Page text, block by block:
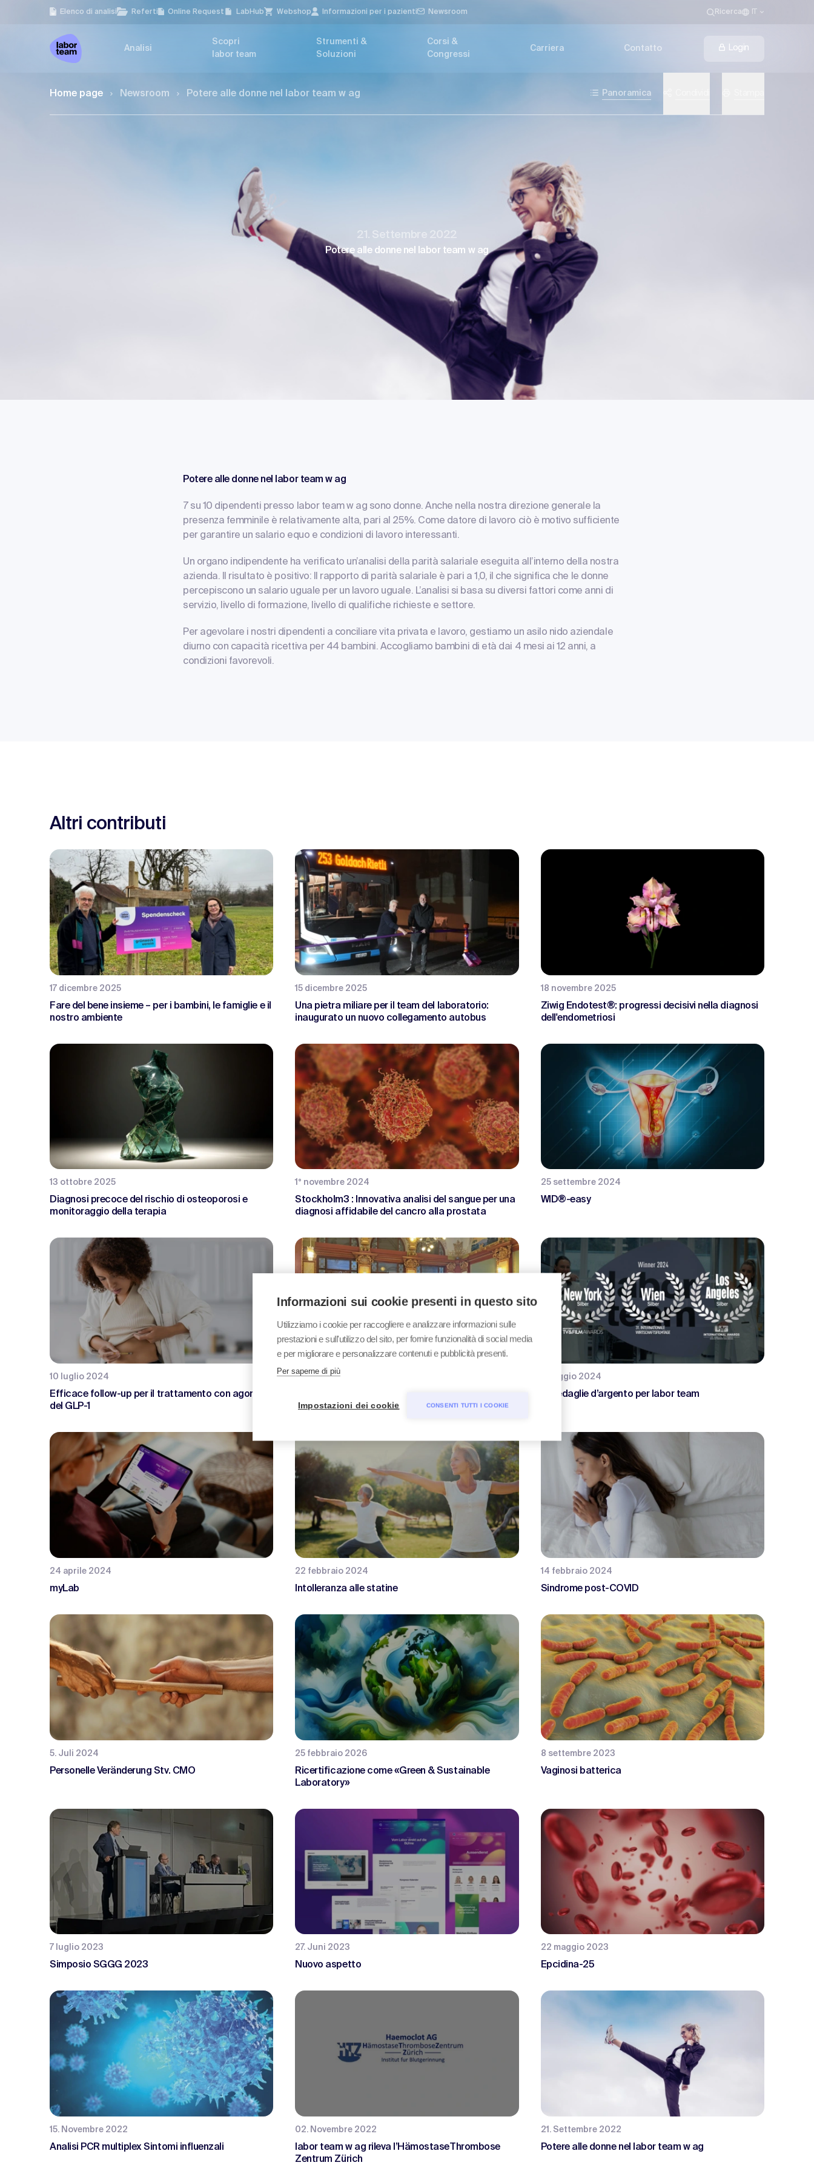
Elenco di analisi Referti Online Request LabHub Webshop Informazioni per i pazienti Newsroom Ricerca
Analisi
Scopri
labor team
Strumenti &
Soluzioni
Corsi &
Congressi
Carriera Contatto Login
Home page Newsroom Potere alle donne nel labor team w ag Panoramica
21. Settembre 2022
Potere alle donne nel labor team w ag
Potere alle donne nel labor team w ag
7 su 10 dipendenti presso labor team w ag sono donne. Anche nella nostra direzione generale la
presenza femminile è relativamente alta, pari al 25%. Come datore di lavoro ciò è motivo sufficiente
per garantire un salario equo e condizioni di lavoro interessanti.
Un organo indipendente ha verificato un’analisi della parità salariale eseguita all’interno della nostra
azienda. Il risultato è positivo: Il rapporto di parità salariale è pari a 1,0, il che significa che le donne
percepiscono un salario uguale per un lavoro uguale. L’analisi si basa su diversi fattori come anni di
servizio, livello di formazione, livello di qualifiche richieste e settore.
Per agevolare i nostri dipendenti a conciliare vita privata e lavoro, gestiamo un asilo nido aziendale
diurno con capacità ricettiva per 44 bambini. Accogliamo bambini di età dai 4 mesi ai 12 anni, a
condizioni favorevoli.
Altri contributi
17 dicembre 2025
Fare del bene insieme – per i bambini, le famiglie e il
nostro ambiente
15 dicembre 2025
Una pietra miliare per il team del laboratorio:
inaugurato un nuovo collegamento autobus
18 novembre 2025
Ziwig Endotest®: progressi decisivi nella diagnosi
dell'endometriosi
13 ottobre 2025
Diagnosi precoce del rischio di osteoporosi e
monitoraggio della terapia
1° novembre 2024
Stockholm3 : Innovativa analisi del sangue per una
diagnosi affidabile del cancro alla prostata
25 settembre 2024
WID®-easy
10 luglio 2024
Efficace follow-up per il trattamento con agonisti
del GLP-1
9 luglio 2024 1 maggio 2024
2 medaglie d’argento per labor team
24 aprile 2024
myLab
22 febbraio 2024
Intolleranza alle statine
14 febbraio 2024
Sindrome post-COVID
5. Juli 2024
Personelle Veränderung Stv. CMO
25 febbraio 2026
Ricertificazione come «Green & Sustainable
Laboratory»
8 settembre 2023
Vaginosi batterica
7 luglio 2023
Simposio SGGG 2023
27. Juni 2023
Nuovo aspetto
22 maggio 2023
Epcidina-25
15. Novembre 2022
Analisi PCR multiplex Sintomi influenzali
02. Novembre 2022
labor team w ag rileva l’HämostaseThrombose
Zentrum Zürich
21. Settembre 2022
Potere alle donne nel labor team w ag
Informazioni sui cookie presenti in questo sito
Utilizziamo i cookie per raccogliere e analizzare informazioni sulle
prestazioni e sull'utilizzo del sito, per fornire funzionalità di social media
e per migliorare e personalizzare contenuti e pubblicità presenti.
Per saperne di più
Impostazioni dei cookie CONSENTI TUTTI I COOKIE